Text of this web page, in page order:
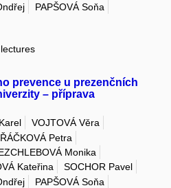
PAPŠOVÁ Soňa
prevence u prezenčních
– příprava
VOJTOVÁ Věra
Petra
Monika
Kateřina
SOCHOR Pavel
PAPŠOVÁ Soňa